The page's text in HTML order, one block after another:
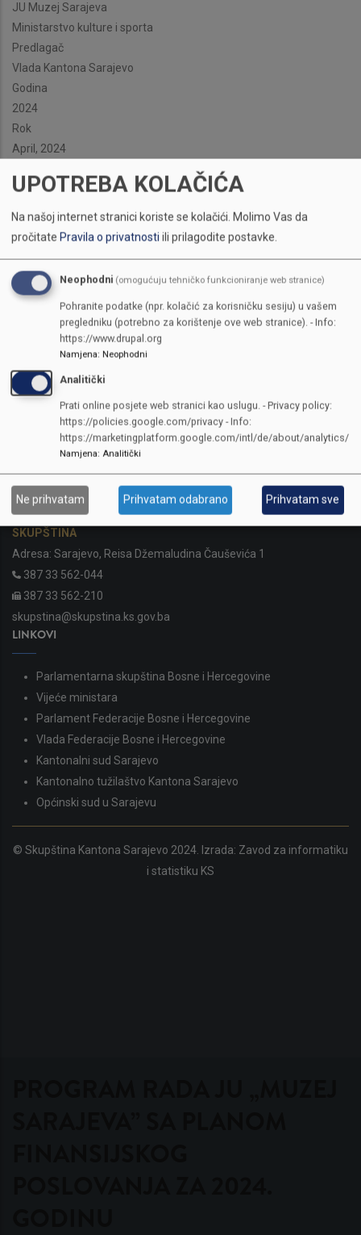
JU Muzej Sarajeva
Ministarstvo kulture i sporta
Predlagač
Vlada Kantona Sarajevo
Godina
2024
Rok
April, 2024
KONTAKTI
SKUPŠTINA
Adresa: Sarajevo, Reisa Džemaludina Čauševića 1
387 33 562-044
387 33 562-210
skupstina@skupstina.ks.gov.ba
LINKOVI
Parlamentarna skupština Bosne i Hercegovine
Vijeće ministara
Parlament Federacije Bosne i Hercegovine
Vlada Federacije Bosne i Hercegovine
Kantonalni sud Sarajevo
Kantonalno tužilaštvo Kantona Sarajevo
Općinski sud u Sarajevu
© Skupština Kantona Sarajevo 2024. Izrada: Zavod za informatiku
i statistiku KS
UPOTREBA KOLAČIĆA
Na našoj internet stranici koriste se kolačići. Molimo Vas da
pročitate Pravila o privatnostiili prilagodite postavke.
Neophodni (omogućuju tehničko funkcioniranje web stranice)
Pohranite podatke (npr. kolačić za korisničku sesiju) u vašem
pregledniku (potrebno za korištenje ove web stranice). - Info:
https://www.drupal.org
Namjena: Neophodni
Analitički
Prati online posjete web stranici kao uslugu. - Privacy policy:
https://policies.google.com/privacy - Info:
https://marketingplatform.google.com/intl/de/about/analytics/
Namjena: Analitički
Ne prihvatam Prihvatam odabrano Prihvatam sve